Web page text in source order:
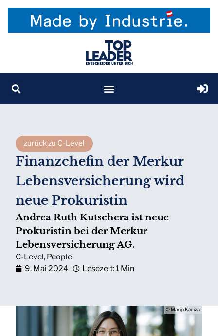
zurück zu C-Level
Finanzchefin der Merkur
Lebensversicherung wird
neue Prokuristin
Andrea Ruth Kutschera ist neue
Prokuristin bei der Merkur
Lebensversicherung AG.
C-Level, People
9. Mai 2024
Lesezeit: 1 Min
© Marija Kanizaj